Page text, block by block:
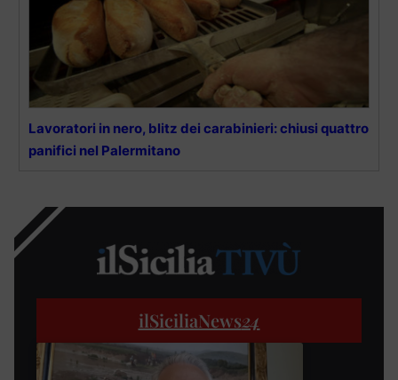
Lavoratori in nero, blitz dei carabinieri: chiusi quattro
panifici nel Palermitano
ilSiciliaNews24